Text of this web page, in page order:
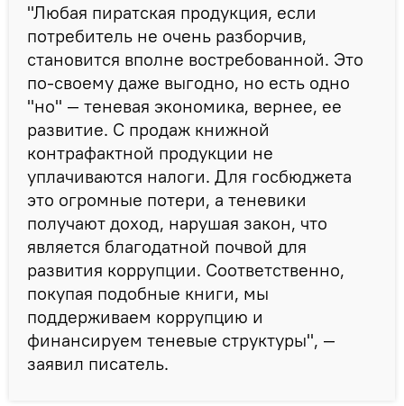
"Любая пиратская продукция, если
потребитель не очень разборчив,
становится вполне востребованной. Это
по-своему даже выгодно, но есть одно
"но" — теневая экономика, вернее, ее
развитие. С продаж книжной
контрафактной продукции не
уплачиваются налоги. Для госбюджета
это огромные потери, а теневики
получают доход, нарушая закон, что
является благодатной почвой для
развития коррупции. Соответственно,
покупая подобные книги, мы
поддерживаем коррупцию и
финансируем теневые структуры", —
заявил писатель.